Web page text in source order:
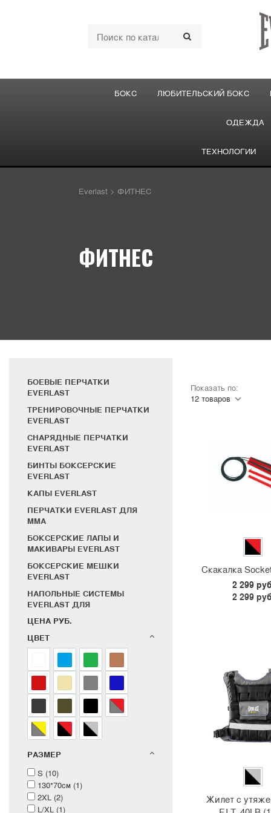
БОКС ЛЮБИТЕЛЬСКИЙ БОКС
ОДЕЖДА
ТЕХНОЛОГИИ
Everlast > ФИТНЕС
ФИТНЕС
БОЕВЫЕ ПЕРЧАТКИ
EVERLAST
ТРЕНИРОВОЧНЫЕ ПЕРЧАТКИ
EVERLAST
СНАРЯДНЫЕ ПЕРЧАТКИ
EVERLAST
БИНТЫ БОКСЕРСКИЕ
EVERLAST
КАПЫ EVERLAST
ПЕРЧАТКИ EVERLAST ДЛЯ
MMA
БОКСЕРСКИЕ ЛАПЫ И
МАКИВАРЫ EVERLAST
БОКСЕРСКИЕ МЕШКИ
EVERLAST
НАПОЛЬНЫЕ СИСТЕМЫ
EVERLAST ДЛЯ
EVERLAST
СУВЕНИРЫ EVERLAST
БАНДАЖИ EVERLAST
ЗАЩИТА НОГ EVERLAST
ШЛЕМЫ EVERLAST
БОКСЕРСКИЕ И MMA
БРЮКИ
ТОЛСТОВКИ
ФУТБОЛКИ
ШАПКИ
ЦЕНА РУБ.
ЦВЕТ
РАЗМЕР
S (10)
130*70см (1)
2XL (2)
L/XL (1)
Показать по:
Скакалка
2 299
2 299
Жилет с